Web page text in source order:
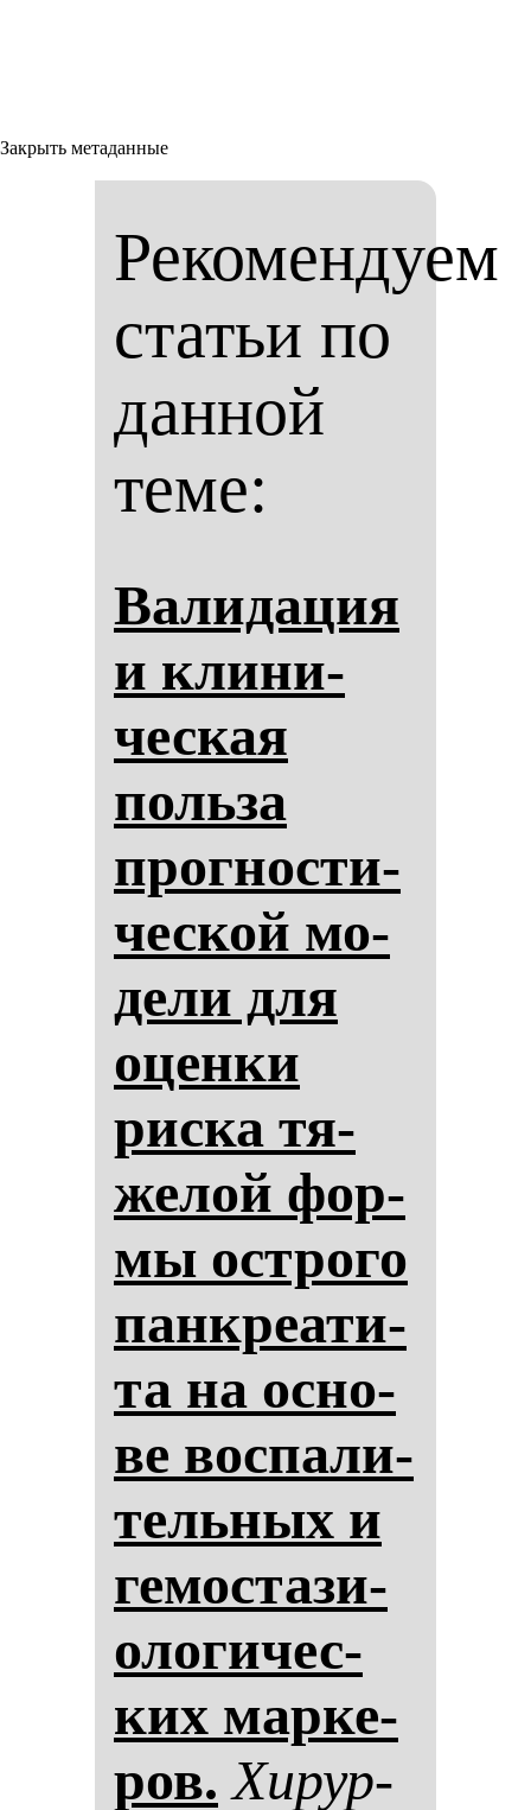
Закрыть метаданные
Рекомендуем
статьи по
данной
теме:
Ва­ли­да­ция
и кли­ни­
чес­кая
поль­за
прог­нос­ти­
чес­кой мо­
де­ли для
оцен­ки
рис­ка тя­
же­лой фор­
мы ос­тро­го
пан­кре­ати­
та на ос­но­
ве вос­па­ли­
тель­ных и
ге­мос­та­зи­
оло­ги­чес­
ких мар­ке­
ров. Хи­рур­